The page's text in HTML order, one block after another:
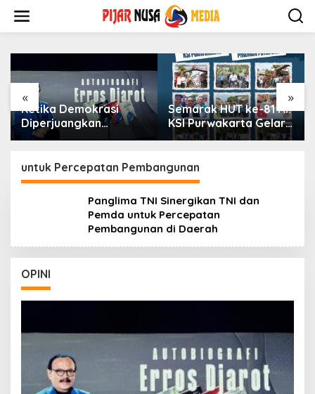
content
« »
Semarak HUT ke-81 RI:
KSI Purwakarta Gelar
Gobar Kemerdekaan
Laporan
Sutrimo Jadi
Momentum
Membongkar
Febrie
untuk Percepatan Pembangunan
Panglima TNI Sinergikan TNI dan
Pemda untuk Percepatan
Pembangunan di Daerah
OPINI